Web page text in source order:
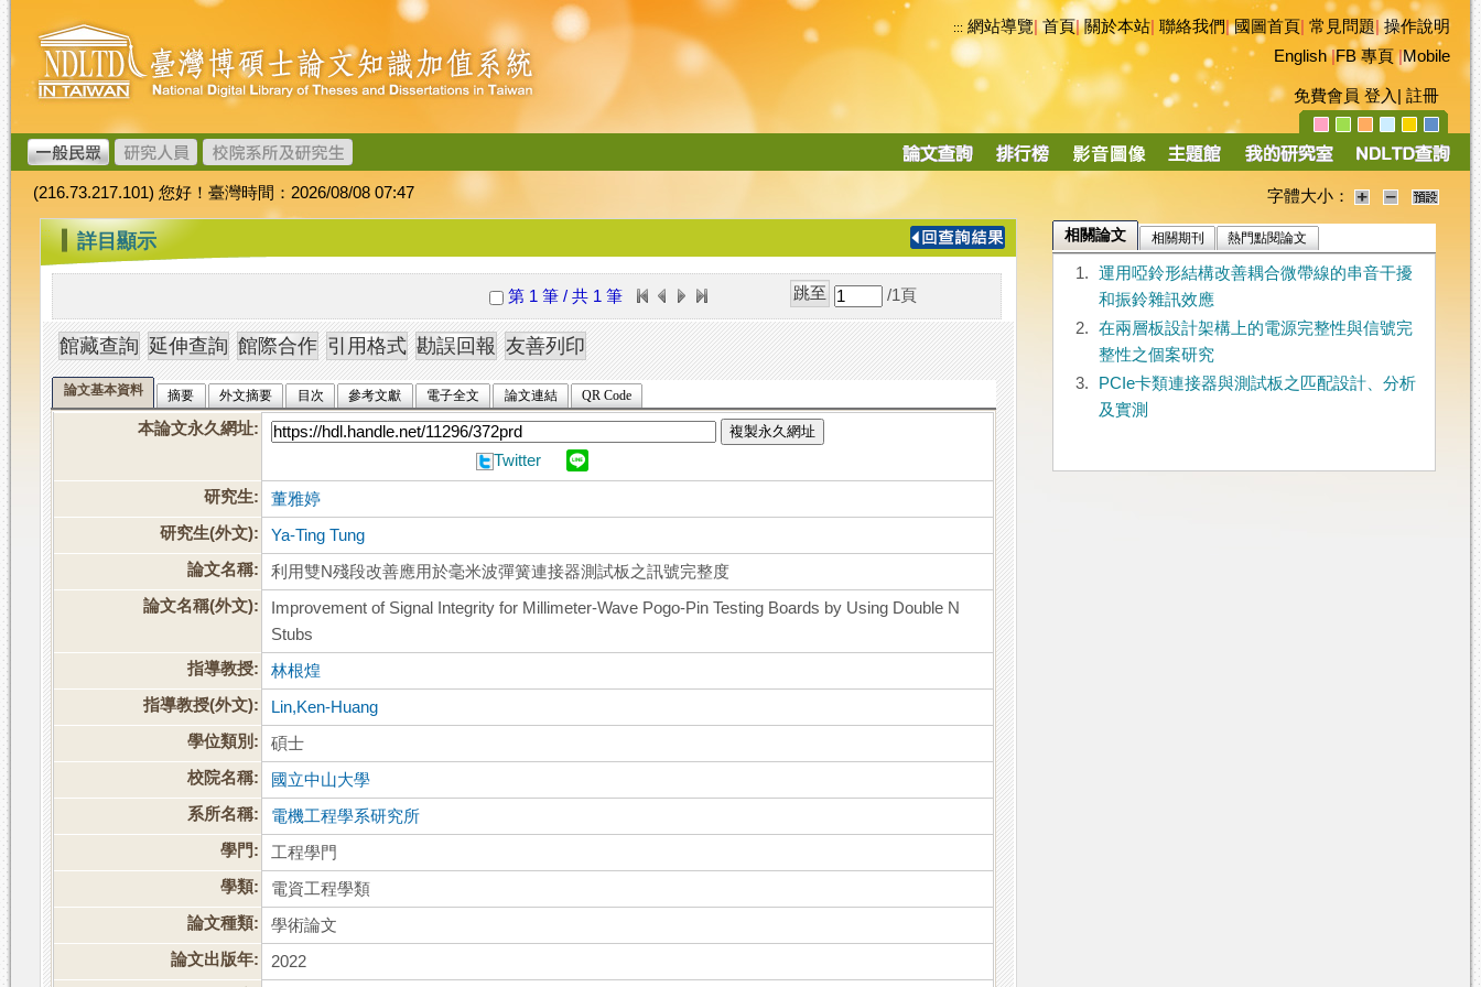
跳
到
主
要
內
容
臺
灣
博
碩
士
論
文
加
值
系
統
::: 網站導覽|首頁|關於本站 聯絡我們|國圖首頁 常見問題|操作說明
English|FB 專頁|Mobile
免費會員 登入 註冊
導
(216.73.217.101) 您好！臺灣時間：2026/08/08 07:47 字體大小：
::: 詳目顯示
第 1 筆 / 共 1 筆 /1 頁
論文基本資料 摘要 外文摘要 目次 參考文獻 電子全文 論文連結 QR Code
本論文永久網址: 複製永久網址
Twitter
研究生:
董雅婷
研究生(外文):
Ya-Ting Tung
論文名稱:
利用雙N殘段改善應用於毫米波彈簧連接器測試板之訊號完整度
論文名稱(外文):
Improvement of Signal Integrity for Millimeter-Wave Pogo-Pin Testing Boards by Using Double N
Stubs
指導教授:
林根煌
指導教授(外文):
Lin,Ken-Huang
學位類別:
碩士
校院名稱:
國立中山大學
系所名稱:
電機工程學系研究所
學門:
工程學門
學類:
電資工程學類
論文種類:
學術論文
論文出版年:
2022
相關論文 相關期刊 熱門點閱論文
1.
運用啞鈴形結構改善耦合微帶線的串音干擾
和振鈴雜訊效應
2.
在兩層板設計架構上的電源完整性與信號完
整性之個案研究
3.
PCIe卡類連接器與測試板之匹配設計、分析
及實測